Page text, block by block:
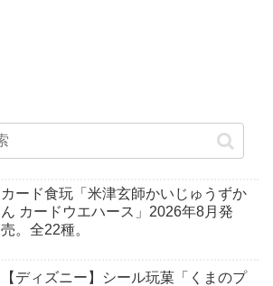
カード食玩「米津玄師かいじゅうずか
ん カードウエハース」2026年8月発
売。全22種。
【ディズニー】シール玩菓「くまのプ